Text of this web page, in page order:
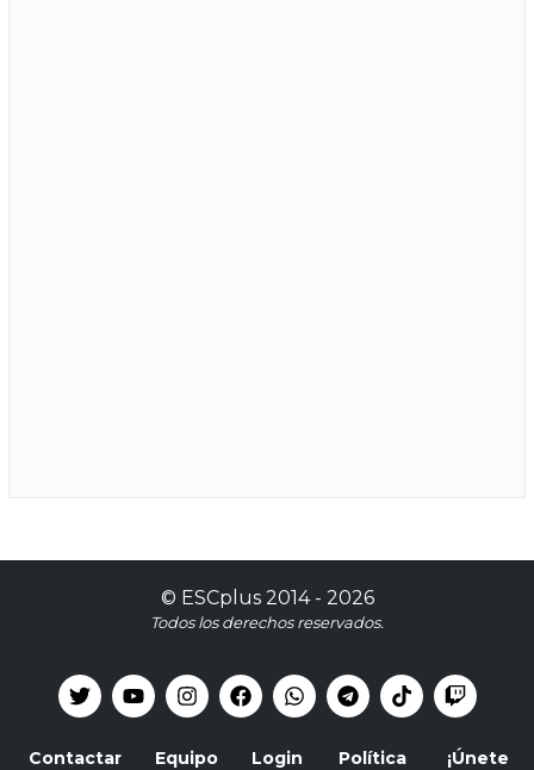
© ESCplus2014 - 2026
Todos los derechos reservados.
Contactar Equipo Login Política ¡Únete